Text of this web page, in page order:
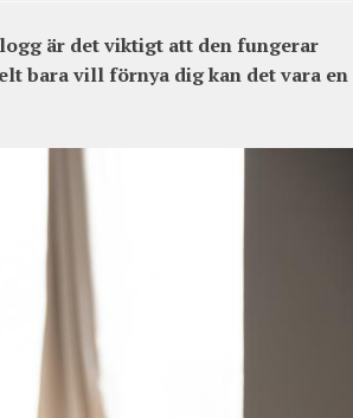
är det viktigt att den fungerar
bara vill förnya dig kan det vara en